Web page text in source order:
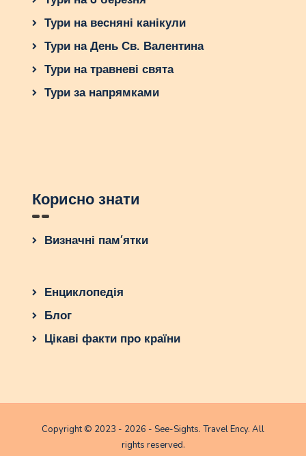
Тури на весняні канікули
Тури на День Св. Валентина
Тури на травневі свята
Тури за напрямками
Корисно знати
Визначні пам’ятки
Енциклопедія
Блог
Цікаві факти про країни
Copyright © 2023 - 2026 - See-Sights. Travel Ency. All
rights reserved.